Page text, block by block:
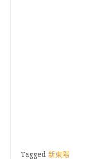
Tagged 新東陽